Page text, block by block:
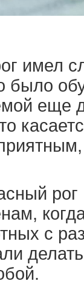
имел
было
еще
рог
с